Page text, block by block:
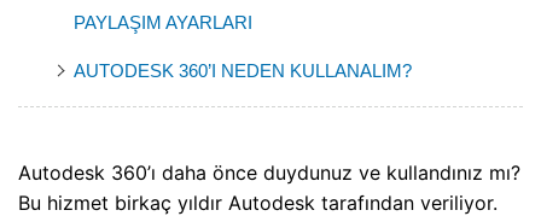
PAYLAŞIM AYARLARI
AUTODESK 360’I NEDEN KULLANALIM?
Autodesk 360’ı daha önce duydunuz ve kullandınız mı?
Bu hizmet birkaç yıldır Autodesk tarafından veriliyor.